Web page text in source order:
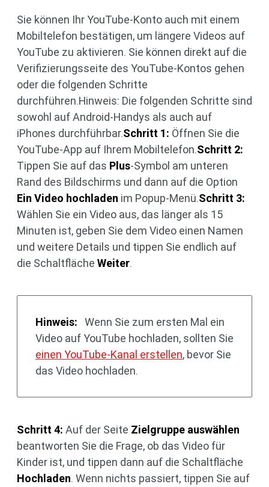
Sie können Ihr YouTube-Konto auch mit einem
Mobiltelefon bestätigen, um längere Videos auf
YouTube zu aktivieren. Sie können direkt auf die
Verifizierungsseite des YouTube-Kontos gehen
oder die folgenden Schritte
durchführen.Hinweis: Die folgenden Schritte sind
sowohl auf Android-Handys als auch auf
iPhones durchführbar.Schritt 1: Öffnen Sie die
YouTube-App auf Ihrem Mobiltelefon.Schritt 2:
Tippen Sie auf das Plus-Symbol am unteren
Rand des Bildschirms und dann auf die Option
Ein Video hochladen im Popup-Menü.Schritt 3:
Wählen Sie ein Video aus, das länger als 15
Minuten ist, geben Sie dem Video einen Namen
und weitere Details und tippen Sie endlich auf
die Schaltfläche Weiter.
Hinweis:
Wenn Sie zum ersten Mal ein
Video auf YouTube hochladen, sollten Sie
einen YouTube-Kanal erstellen, bevor Sie
das Video hochladen.
Schritt 4: Auf der Seite Zielgruppe auswählen
beantworten Sie die Frage, ob das Video für
Kinder ist, und tippen dann auf die Schaltfläche
Hochladen. Wenn nichts passiert, tippen Sie auf